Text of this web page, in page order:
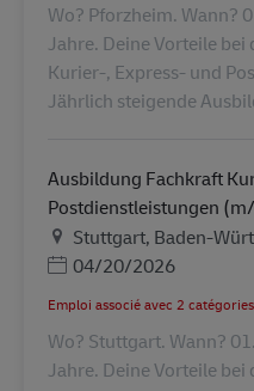
Wo? Pforzheim. Wann?
Jahre. Deine Vorteile
Kurier-, Express- und
Jährlich steigende
Ausbildung Fachkraft
Postdienstleistungen
LieuStuttgart, Baden-
Posted Date
04/20/2026
Emploi associé avec 2 catégories
Wo? Stuttgart. Wann?
Jahre. Deine Vorteile